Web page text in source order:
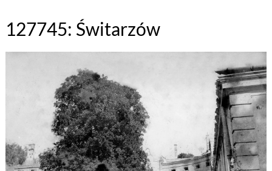
127745: Świtarzów